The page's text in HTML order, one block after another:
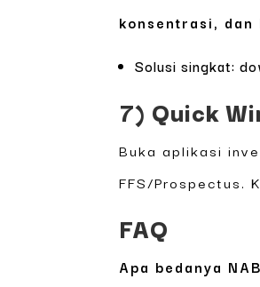
konsentrasi,
Solusi singkat:
7) Quick
Buka aplikasi
FFS/Prospectus.
FAQ
Apa bedanya